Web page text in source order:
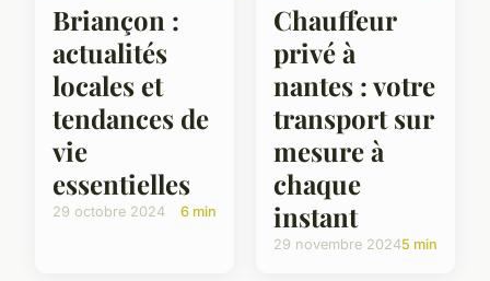
Briançon :
actualités
locales et
tendances de
vie
essentielles
29 octobre 2024 6 min
Chauffeur
privé à
nantes : votre
transport sur
mesure à
chaque
instant
29 novembre 20245 min